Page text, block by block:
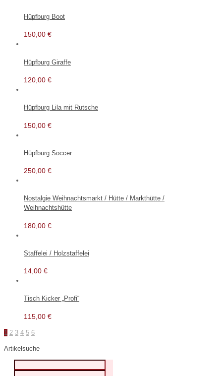
Hüpfburg Boot
150,00 €
Hüpfburg Giraffe
120,00 €
Hüpfburg Lila mit Rutsche
150,00 €
Hüpfburg Soccer
250,00 €
Nostalgie Weihnachtsmarkt / Hütte / Markthütte /
Weihnachtshütte
180,00 €
Staffelei / Holzstaffelei
14,00 €
Tisch Kicker „Profi“
115,00 €
1 2 3 4 5 6
Artikelsuche